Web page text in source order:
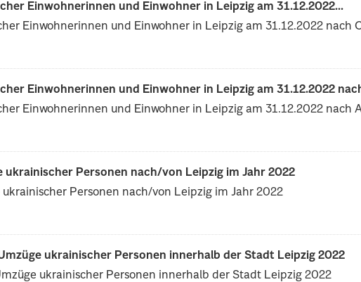
Einwohnerinnen und Einwohner in Leipzig am 31.12.2022...
Einwohnerinnen und Einwohner in Leipzig am 31.12.2022 nach
Einwohnerinnen und Einwohner in Leipzig am 31.12.2022
Einwohnerinnen und Einwohner in Leipzig am 31.12.2022 nach
ukrainischer Personen nach/von Leipzig im Jahr 2022
ukrainischer Personen nach/von Leipzig im Jahr 2022
ukrainischer Personen innerhalb der Stadt Leipzig 2022
ukrainischer Personen innerhalb der Stadt Leipzig 2022